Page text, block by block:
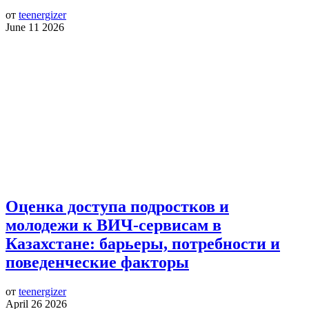
от teenergizer
June 11 2026
Оценка доступа подростков и
молодежи к ВИЧ-сервисам в
Казахстане: барьеры, потребности и
поведенческие факторы
от teenergizer
April 26 2026